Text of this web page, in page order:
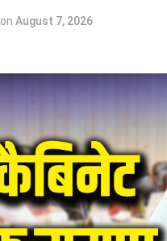
on August 7, 2026